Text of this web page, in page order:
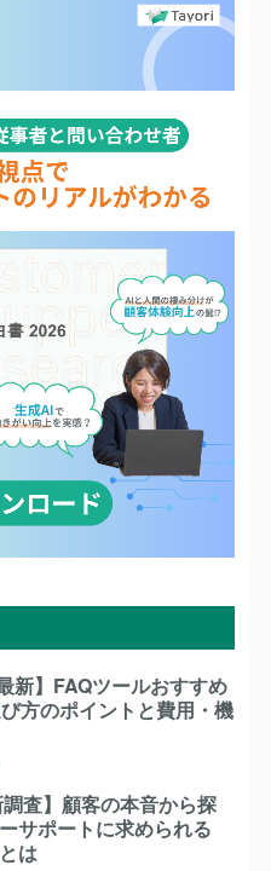
新】FAQツールおすすめ
方のポイントと費用・機
調査】顧客の本音から探
サポートに求められる
は